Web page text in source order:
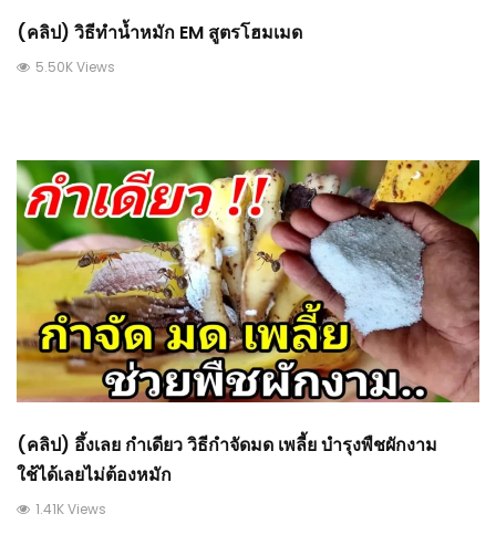
(คลิป) วิธีทำน้ำหมัก EM สูตรโฮมเมด
5.50K Views
(คลิป) อึ้งเลย กำเดียว วิธีกำจัดมด เพลี้ย บำรุงพืชผักงาม
ใช้ได้เลยไม่ต้องหมัก
1.41K Views